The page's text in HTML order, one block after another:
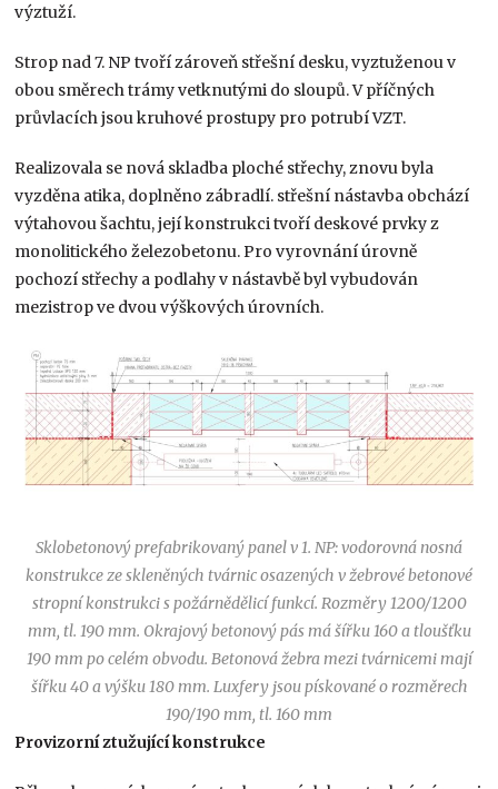
výztuží.
Strop nad 7. NP tvoří zároveň střešní desku, vyztuženou v
obou směrech trámy vetknutými do sloupů. V příčných
průvlacích jsou kruhové prostupy pro potrubí VZT.
Realizovala se nová skladba ploché střechy, znovu byla
vyzděna atika, doplněno zábradlí. střešní nástavba obchází
výtahovou šachtu, její konstrukci tvoří deskové prvky z
monolitického železobetonu. Pro vyrovnání úrovně
pochozí střechy a podlahy v nástavbě byl vybudován
mezistrop ve dvou výškových úrovních.
Sklobetonový prefabrikovaný panel v 1. NP: vodorovná nosná
konstrukce ze skleněných tvárnic osazených v žebrové betonové
stropní konstrukci s požárnědělicí funkcí. Rozměry 1200/1200
mm, tl. 190 mm. Okrajový betonový pás má šířku 160 a tloušťku
190 mm po celém obvodu. Betonová žebra mezi tvárnicemi mají
šířku 40 a výšku 180 mm. Luxfery jsou pískované o rozměrech
190/190 mm, tl. 160 mm
Provizorní ztužující konstrukce